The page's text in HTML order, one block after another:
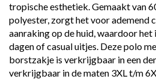
tropische esthetiek. Gemaakt van
polyester, zorgt het voor ademend
aanraking op de huid, waardoor
dagen of casual uitjes. Deze polo
borstzakje is verkrijgbaar in een
verkrijgbaar in de maten 3XL t/m